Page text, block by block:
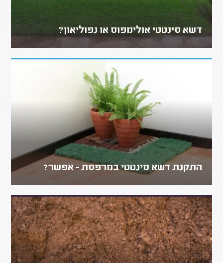
דשא סינטטי אולימפוס או נפוליאון?
התקנת דשא סינטטי במרפסת - אפשר?